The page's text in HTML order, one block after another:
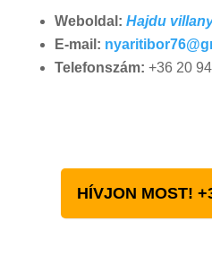
Weboldal: Hajdu
E-mail:
Telefonszám: +36 20
HÍVJON MOST!